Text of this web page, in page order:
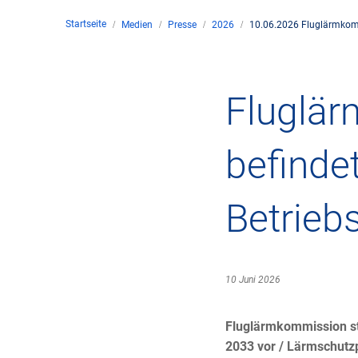
Startseite Medien Presse 2026 10.06.2026
10 Juni 2026
Fluglärmkommission
2033 vor /